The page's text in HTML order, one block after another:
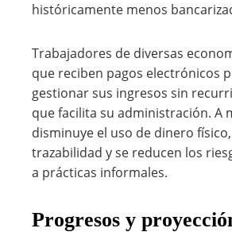
históricamente menos
Trabajadores de diversas
que reciben pagos electrónicos
gestionar sus ingresos sin
que facilita su administración. A
disminuye el uso de dinero
trazabilidad y se reducen los
a prácticas informales.
Progresos y